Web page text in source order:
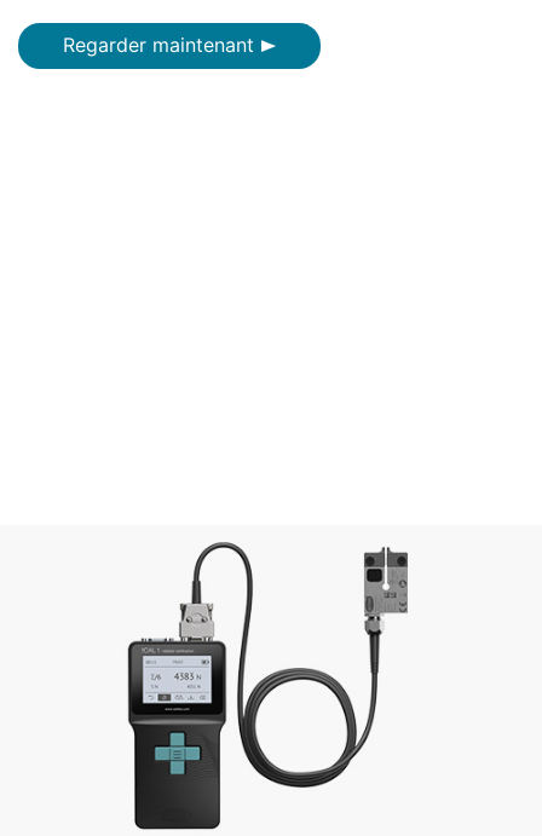
Regarder maintenant